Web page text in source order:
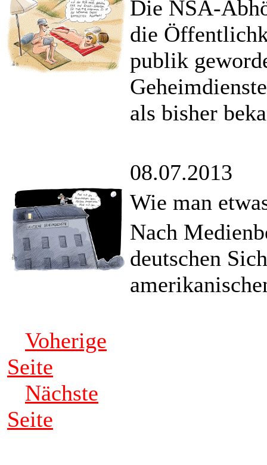
Die NSA-
die
publik
als bisher
08.07.2013
Wie man
Nach
deutschen
Voherige
Seite
Nächste
Seite